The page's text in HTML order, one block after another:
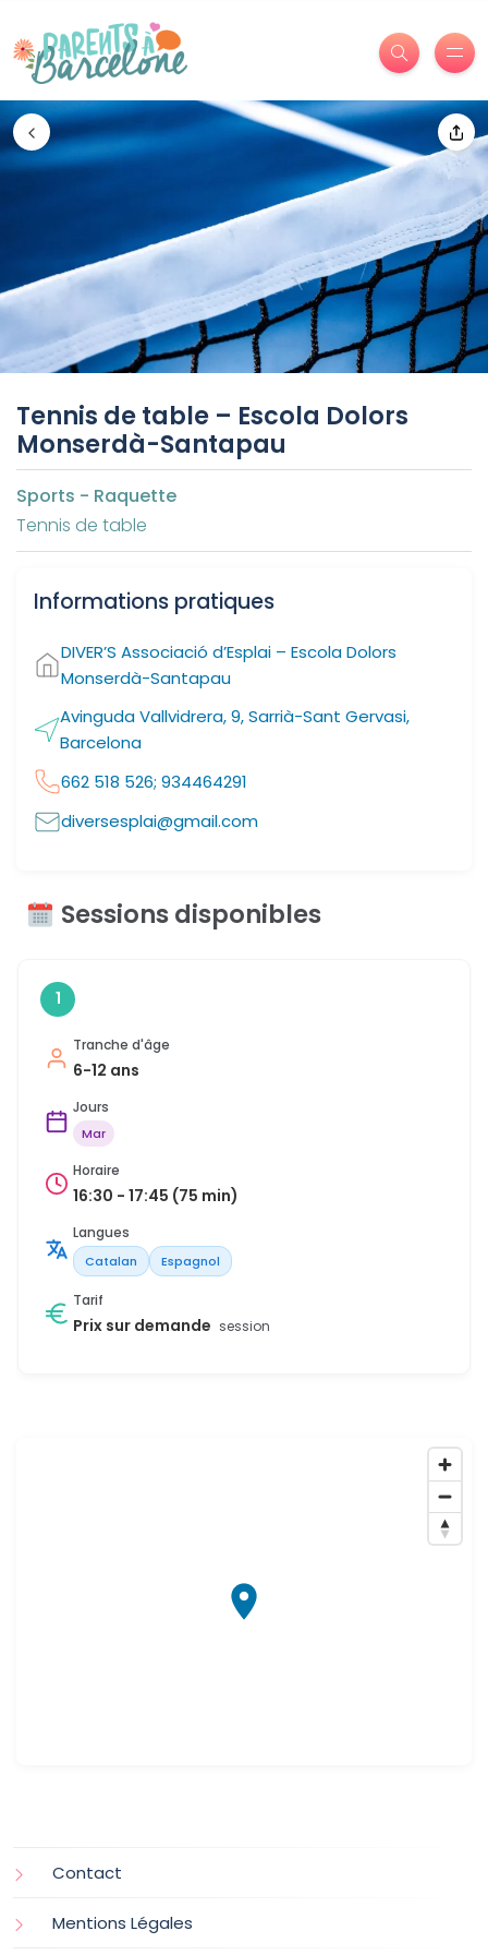
Tennis de table – Escola Dolors
Monserdà-Santapau
Sports - Raquette
Tennis de table
Informations pratiques
DIVER’S Associació d’Esplai – Escola Dolors
Monserdà-Santapau
Avinguda Vallvidrera, 9, Sarrià-Sant Gervasi,
Barcelona
662 518 526; 934464291
diversesplai@gmail.com
Sessions disponibles
1
Tranche d'âge
6-12 ans
Jours
Mar
Horaire
16:30 - 17:45 (75 min)
Langues
Catalan Espagnol
Tarif
Prix sur demande session
Contact
Mentions Légales